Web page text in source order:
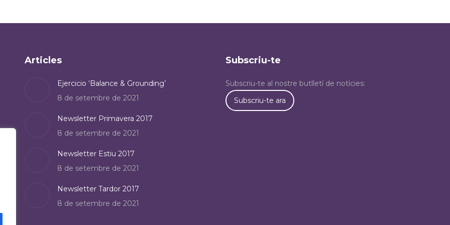
Articles
Ejercicio ‘Balance & Grounding’
8 de setembre de 2021
Newsletter Primavera 2017
8 de setembre de 2021
Newsletter Estiu 2017
8 de setembre de 2021
Newsletter Tardor 2017
8 de setembre de 2021
Subscriu-te
Subscriu-te al nostre butlletí de notícies:
Subscriu-te ara